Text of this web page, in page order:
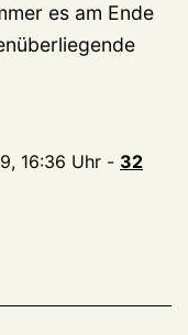
es am Ende
16:36 Uhr - 32